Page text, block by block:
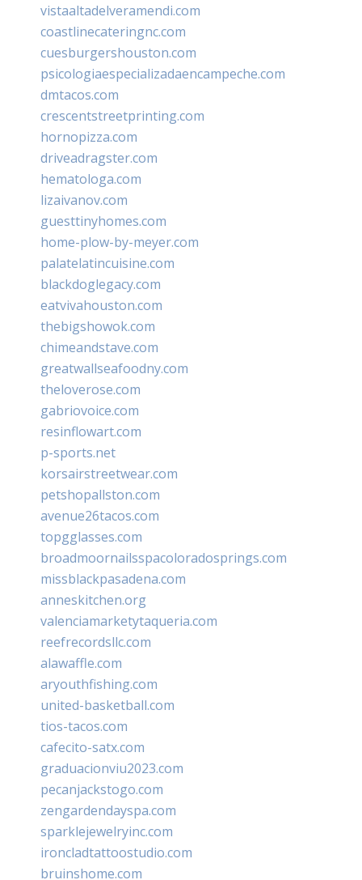
vistaaltadelveramendi.com
coastlinecateringnc.com
cuesburgershouston.com
psicologiaespecializadaencampeche.com
dmtacos.com
crescentstreetprinting.com
hornopizza.com
driveadragster.com
hematologa.com
lizaivanov.com
guesttinyhomes.com
home-plow-by-meyer.com
palatelatincuisine.com
blackdoglegacy.com
eatvivahouston.com
thebigshowok.com
chimeandstave.com
greatwallseafoodny.com
theloverose.com
gabriovoice.com
resinflowart.com
p-sports.net
korsairstreetwear.com
petshopallston.com
avenue26tacos.com
topgglasses.com
broadmoornailsspacoloradosprings.com
missblackpasadena.com
anneskitchen.org
valenciamarketytaqueria.com
reefrecordsllc.com
alawaffle.com
aryouthfishing.com
united-basketball.com
tios-tacos.com
cafecito-satx.com
graduacionviu2023.com
pecanjackstogo.com
zengardendayspa.com
sparklejewelryinc.com
ironcladtattoostudio.com
bruinshome.com